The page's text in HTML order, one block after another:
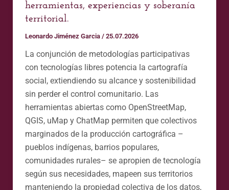
herramientas, experiencias y soberanía
territorial.
Leonardo Jiménez Garcia / 25.07.2026
La conjunción de metodologías participativas
con tecnologías libres potencia la cartografía
social, extiendiendo su alcance y sostenibilidad
sin perder el control comunitario. Las
herramientas abiertas como OpenStreetMap,
QGIS, uMap y ChatMap permiten que colectivos
marginados de la producción cartográfica –
pueblos indígenas, barrios populares,
comunidades rurales– se apropien de tecnología
según sus necesidades, mapeen sus territorios
manteniendo la propiedad colectiva de los datos,